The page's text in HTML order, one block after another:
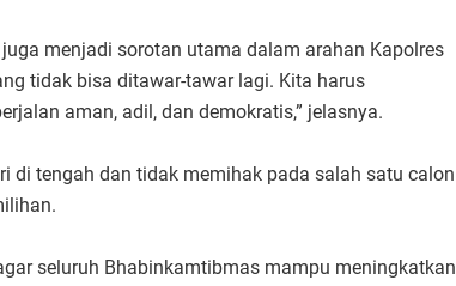
menjadi sorotan utama dalam arahan Kapolres
tidak bisa ditawar-tawar lagi. Kita harus
aman, adil, dan demokratis,” jelasnya.
di tengah dan tidak memihak pada salah satu calon
seluruh Bhabinkamtibmas mampu meningkatkan